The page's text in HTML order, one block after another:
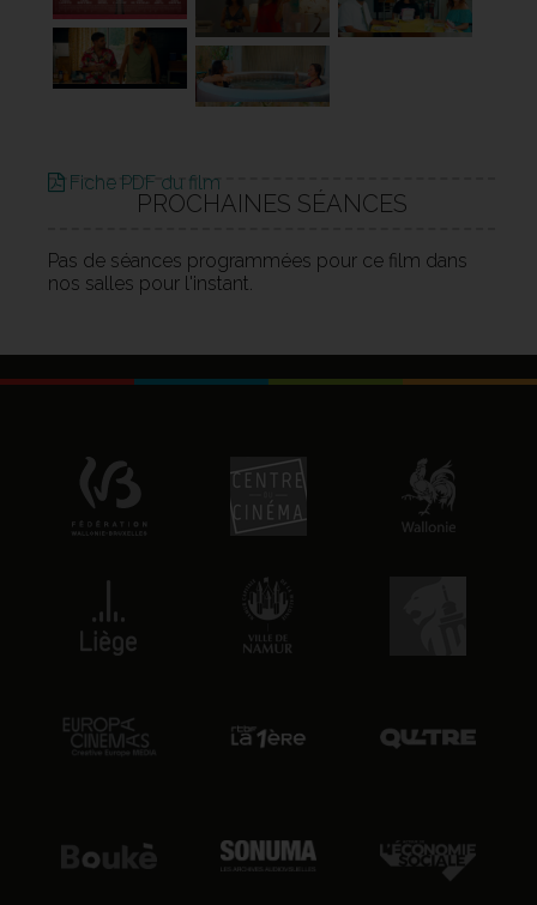
Fiche PDF du film
PROCHAINES SÉANCES
Pas de séances programmées pour ce film dans
nos salles pour l'instant.